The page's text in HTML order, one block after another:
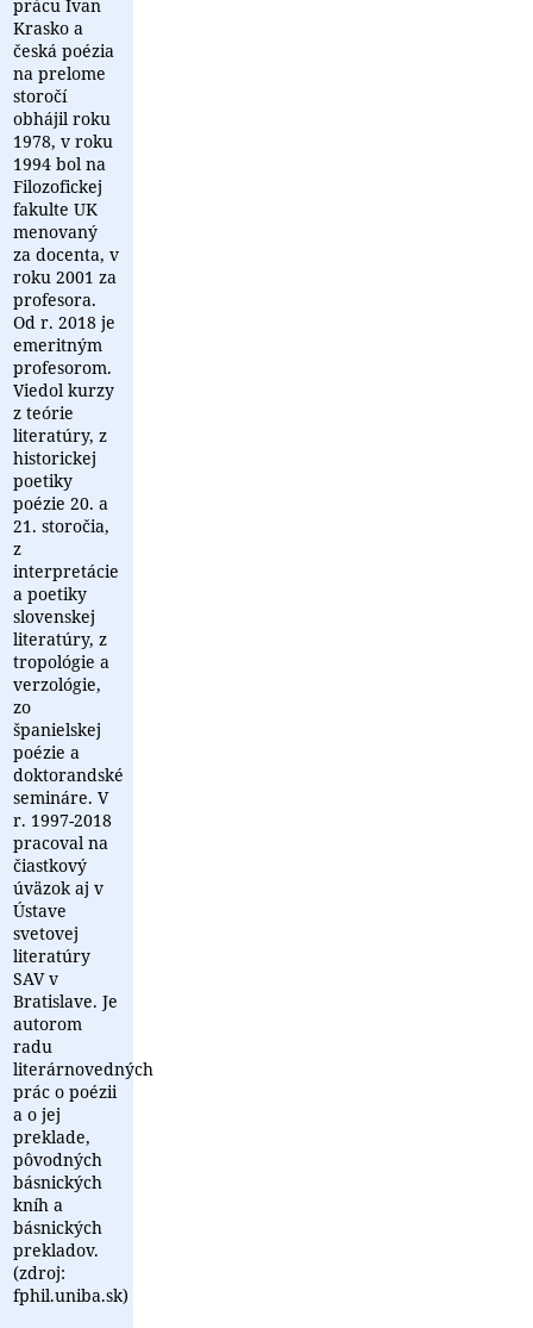
prácu Ivan
Krasko a
česká poézia
na prelome
storočí
obhájil roku
1978, v roku
1994 bol na
Filozofickej
fakulte UK
menovaný
za docenta, v
roku 2001 za
profesora.
Od r. 2018 je
emeritným
profesorom.
Viedol kurzy
z teórie
literatúry, z
historickej
poetiky
poézie 20. a
21. storočia,
z
interpretácie
a poetiky
slovenskej
literatúry, z
tropológie a
verzológie,
zo
španielskej
poézie a
doktorandské
semináre. V
r. 1997-2018
pracoval na
čiastkový
úväzok aj v
Ústave
svetovej
literatúry
SAV v
Bratislave. Je
autorom
radu
literárnovedných
prác o poézii
a o jej
preklade,
pôvodných
básnických
kníh a
básnických
prekladov.
(zdroj:
fphil.uniba.sk)